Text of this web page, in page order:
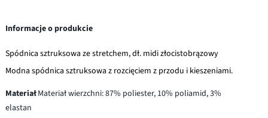
Informacje o produkcie
Spódnica sztruksowa ze stretchem, dł. midi złocistobrązowy
Modna spódnica sztruksowa z rozcięciem z przodu i kieszeniami.
MateriałMateriał wierzchni: 87% poliester, 10% poliamid, 3%
elastan